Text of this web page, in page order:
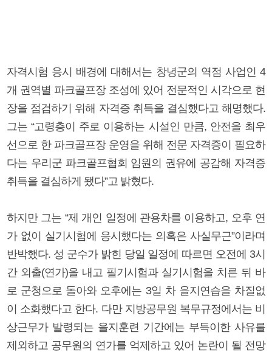
자격시험 응시 배경에 대해서는 창녕군의 역점 사업인 4
개 권역별 파크골프장 조성에 있어 전문적인 시각으로 현
장을 점검하기 위해 자격증 취득을 결심했다고 해명했다.
그는 “고령층이 주로 이용하는 시설인 만큼, 안전을 최우
선으로 한 파크골프장 운영을 위해 전문 자격증이 필요하
다는 우리군 파크골프협회 임원의 권유에 공감해 자격증
취득을 결심하게 됐다”고 밝혔다.
하지만 그는 “제 개인 일정에 관용차를 이용하고, 오후 연
가 없이 실기시험에 응시했다는 의혹은 사실무근”이라며
반박했다. 성 군수가 밝힌 당일 일정에 따르면 오전에 3시
간 외출(연가)을 내고 필기시험과 실기시험을 치른 뒤 바
로 군청으로 돌아와 오후에는 3일 차 을지연습을 차질없
이 소화했다고 한다. 다만 지방공무원 복무규정에서는 비
상근무가 발령되는 을지훈련 기간에는 부득이한 사유를
제외하고 공무원의 연가를 억제하고 있어 논란이 될 전망